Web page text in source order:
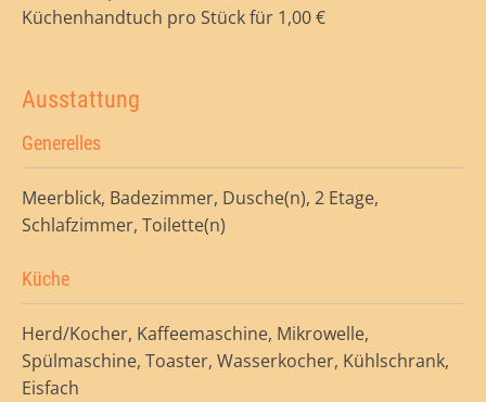
Küchenhandtuch pro Stück für 1,00 €
Ausstattung
Generelles
Meerblick, Badezimmer, Dusche(n), 2 Etage,
Schlafzimmer, Toilette(n)
Küche
Herd/Kocher, Kaffeemaschine, Mikrowelle,
Spülmaschine, Toaster, Wasserkocher, Kühlschrank,
Eisfach